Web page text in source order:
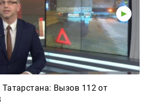
Вызов 112 от